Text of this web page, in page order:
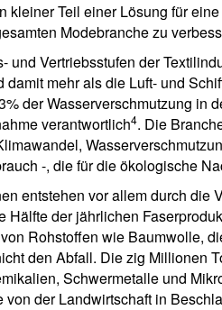
kleiner Teil einer Lösung für
Modebranche zu
und Vertriebsstufen der
damit mehr als die Luft- und
der Wasserverschmutzung in
verantwortlich4. Die
-, die für die ökologische
entstehen vor allem durch die
Hälfte der jährlichen
Rohstoffen wie Baumwolle,
den Abfall. Die zig Millionen
Schwermetalle und
von der Landwirtschaft in